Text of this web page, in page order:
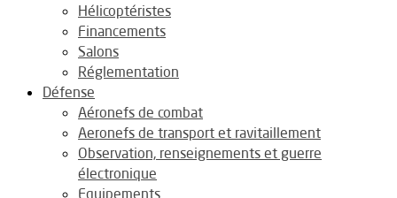
Hélicoptéristes
Financements
Salons
Réglementation
Défense
Aéronefs de combat
Aeronefs de transport et ravitaillement
Observation, renseignements et guerre
électronique
Equipements